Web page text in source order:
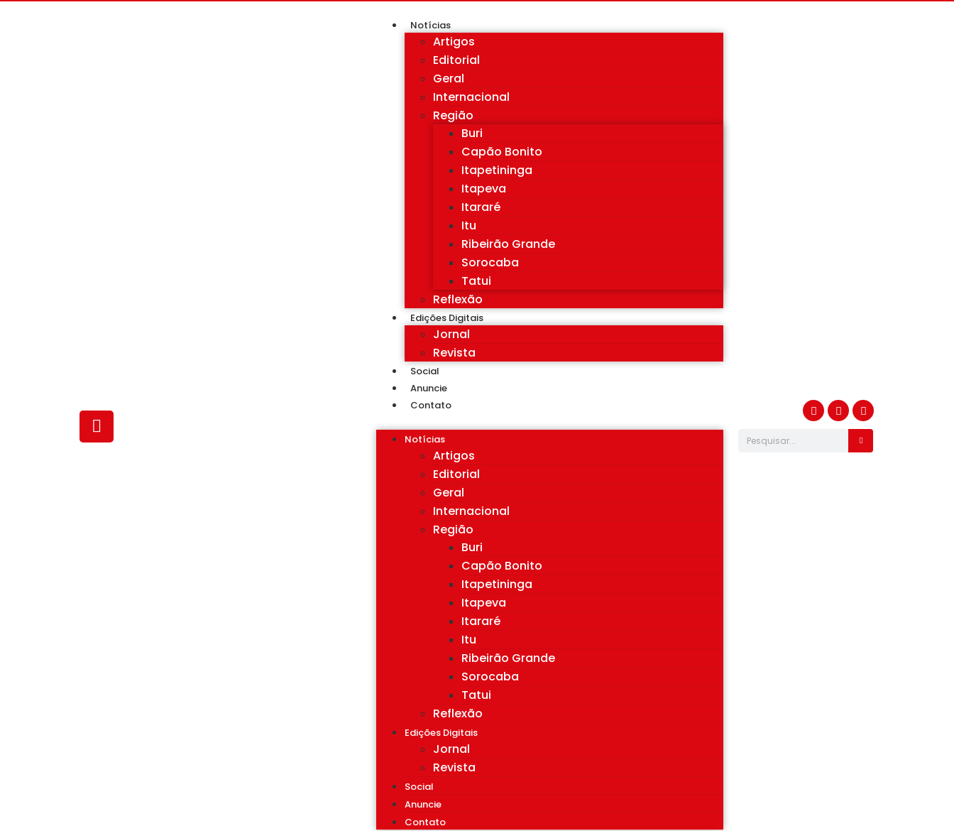
Notícias
Artigos
Editorial
Geral
Internacional
Região
Buri
Capão Bonito
Itapetininga
Itapeva
Itararé
Itu
Ribeirão Grande
Sorocaba
Tatui
Reflexão
Edições Digitais
Jornal
Revista
Social
Anuncie
Contato
Notícias
Artigos
Editorial
Geral
Internacional
Região
Buri
Capão Bonito
Itapetininga
Itapeva
Itararé
Itu
Ribeirão Grande
Sorocaba
Tatui
Reflexão
Edições Digitais
Jornal
Revista
Social
Anuncie
Contato